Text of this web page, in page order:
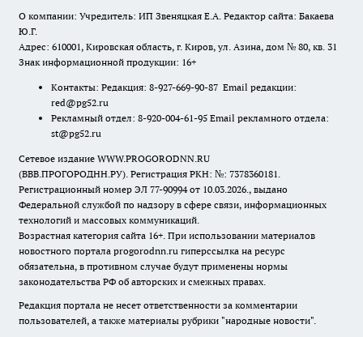
О компании: Учредитель: ИП Звеняцкая Е.А. Редактор сайта: Бакаева
Ю.Г.
Адрес: 610001, Кировская область, г. Киров, ул. Азина, дом № 80, кв. 31
Знак информационной продукции: 16+
Контакты: Редакция: 8-927-669-90-87 Email редакции:
red@pg52.ru
Рекламный отдел: 8-920-004-61-95 Email рекламного отдела:
st@pg52.ru
Сетевое издание WWW.PROGORODNN.RU
(ВВВ.ПРОГОРОДНН.РУ). Регистрация РКН: №: 7378360181.
Регистрационный номер ЭЛ 77-90994 от 10.03.2026., выдано
Федеральной службой по надзору в сфере связи, информационных
технологий и массовых коммуникаций.
Возрастная категория сайта 16+. При использовании материалов
новостного портала progorodnn.ru гиперссылка на ресурс
обязательна, в противном случае будут применены нормы
законодательства РФ об авторских и смежных правах.
Редакция портала не несет ответственности за комментарии
пользователей, а также материалы рубрики "народные новости".